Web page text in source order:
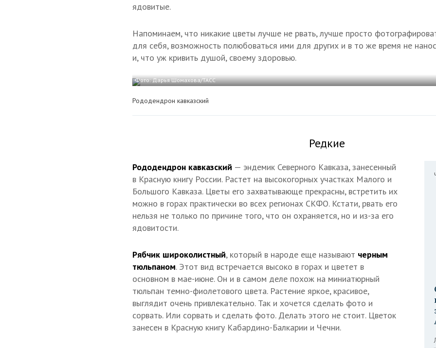
ядовитые.
Напоминаем, что никакие цветы лучше не рвать, лучше просто
для себя, возможность полюбоваться ими для других и в то же время не
и, что уж кривить душой, своему здоровью.
Фото: Дарья Шомахова/ТАСС
Рододендрон кавказский
Редкие
Рододендрон кавказский — эндемик Северного Кавказа, занесенный
в Красную книгу России. Растет на высокогорных участках Малого и
Большого Кавказа. Цветы его захватывающе прекрасны, встретить их
можно в горах практически во всех регионах СКФО. Кстати, рвать его
нельзя не только по причине того, что он охраняется, но и из-за его
ядовитости.
Рябчик широколистный, который в народе еще называют черным
тюльпаном. Этот вид встречается высоко в горах и цветет в
основном в мае-июне. Он и в самом деле похож на миниатюрный
тюльпан темно-фиолетового цвета. Растение яркое, красивое,
выглядит очень привлекательно. Так и хочется сделать фото и
сорвать. Или сорвать и сделать фото. Делать этого не стоит. Цветок
занесен в Красную книгу Кабардино-Балкарии и Чечни.